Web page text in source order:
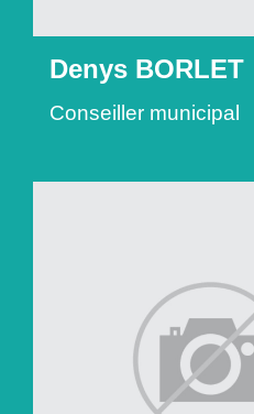
Denys BORLET
Conseiller municipal